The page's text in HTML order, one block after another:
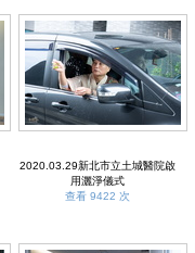
2020.03.29新北市立土城醫院啟
用灑淨儀式
查看 9422 次